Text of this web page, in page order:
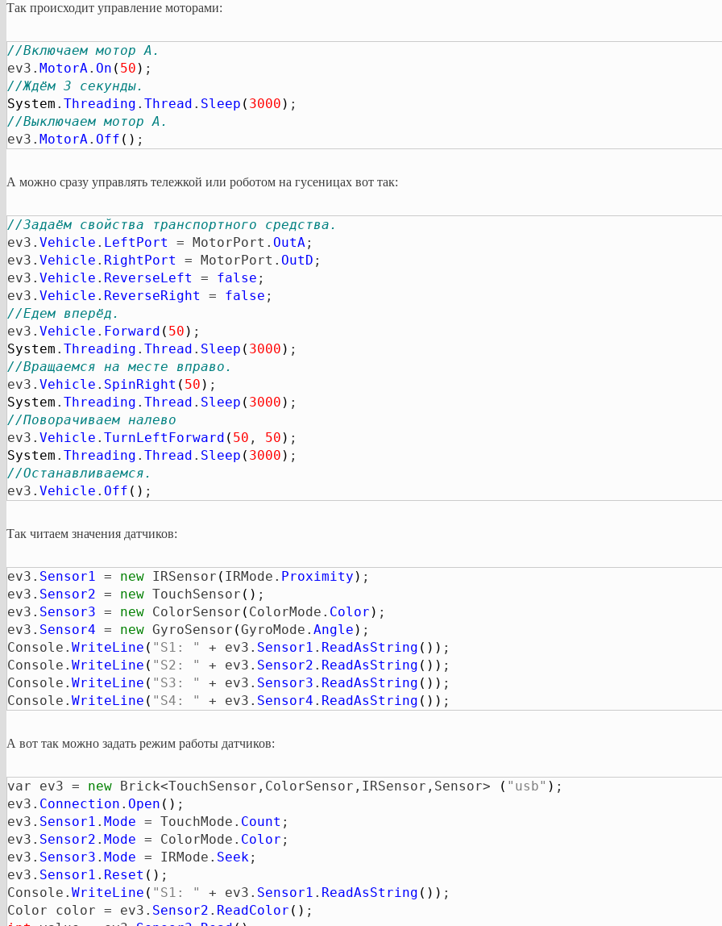
Так происходит управление моторами:
//Включаем мотор A.
ev3. MotorA. On ( 50 )
//Ждём 3 секунды.
System . Threading . Thread . Sleep ( 3000 )
//Выключаем мотор A.
ev3. MotorA. Off ( ) ;
А можно сразу управлять тележкой или роботом на гусеницах вот так:
//Задаём свойства транспортного средства.
ev3. Vehicle . LeftPort = MotorPort. OutA;
ev3. Vehicle . RightPort = MotorPort. OutD ;
ev3. Vehicle . ReverseLeft = false ;
ev3. Vehicle . ReverseRight = false
//Едем вперёд.
ev3. Vehicle . Forward ( 50 )
System . Threading . Thread . Sleep ( 3000 )
//Вращаемся на месте вправо.
ev3. Vehicle . SpinRight ( 50 )
System . Threading . Thread . Sleep ( 3000 )
//Поворачиваем налево
ev3. Vehicle . TurnLeftForward ( 50 , 50 )
System . Threading . Thread . Sleep ( 3000 )
//Останавливаемся.
ev3. Vehicle . Off ( ) ;
Так читаем значения датчиков:
ev3. Sensor1 = new IRSensor ( IRMode. Proximity ) ;
ev3. Sensor2 = new TouchSensor ( ) ;
ev3. Sensor3 = new ColorSensor ( ColorMode. Color ) ;
ev3. Sensor4 = new GyroSensor (GyroMode. Angle ) ;
Console. WriteLine ( "S1: " + ev3. Sensor1 . ReadAsString ( ) ) ;
Console. WriteLine ( "S2: " + ev3. Sensor2 . ReadAsString ( ) ) ;
Console. WriteLine ( "S3: " + ev3. Sensor3 . ReadAsString ( ) ) ;
Console. WriteLine ( "S4: " + ev3. Sensor4 . ReadAsString ( ) ) ;
А вот так можно задать режим работы датчиков:
var ev3 = new Brick<TouchSensor,ColorSensor,IRSensor,Sensor> ( "usb" ) ;
ev3. Connection . Open ( ) ;
ev3. Sensor1 . Mode = TouchMode. Count ;
ev3. Sensor2 . Mode = ColorMode. Color ;
ev3. Sensor3 . Mode = IRMode. Seek;
ev3. Sensor1 . Reset ( ) ;
Console. WriteLine ( "S1: " + ev3. Sensor1 . ReadAsString ( ) ) ;
Color color = ev3. Sensor2 . ReadColor ( )